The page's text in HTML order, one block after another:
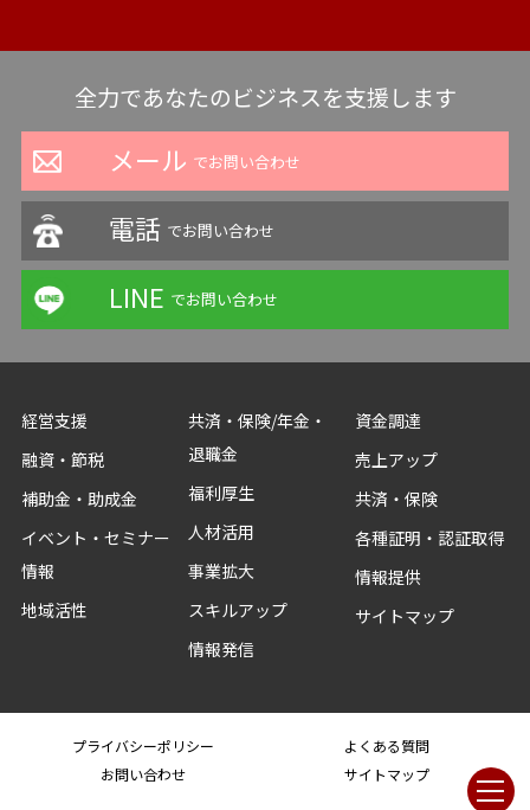
全力であなたのビジネスを支援します
メール でお問い合わせ
電話 でお問い合わせ
LINE でお問い合わせ
経営支援
融資・節税
補助金・助成金
イベント・セミナー
情報
地域活性
共済・保険/年金・
退職金
福利厚生
人材活用
事業拡大
スキルアップ
情報発信
資金調達
売上アップ
共済・保険
各種証明・認証取得
情報提供
サイトマップ
プライバシーポリシー
よくある質問
お問い合わせ
サイトマップ